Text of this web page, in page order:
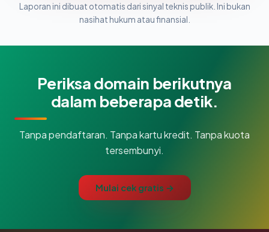
Laporan ini dibuat otomatis dari sinyal teknis publik. Ini bukan
nasihat hukum atau finansial.
Periksa domain berikutnya
dalam beberapa detik.
Tanpa pendaftaran. Tanpa kartu kredit. Tanpa kuota
tersembunyi.
Mulai cek gratis →